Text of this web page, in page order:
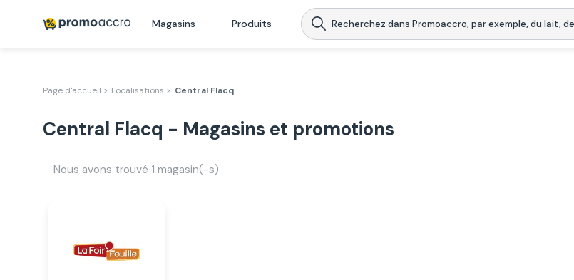
Magasins Produits
Page d'accueil > Localisations > Central Flacq
Central Flacq - Magasins et promotions
Nous avons trouvé 1 magasin(-s)